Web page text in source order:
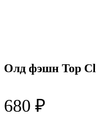
Олд фэшн Top
680 ₽